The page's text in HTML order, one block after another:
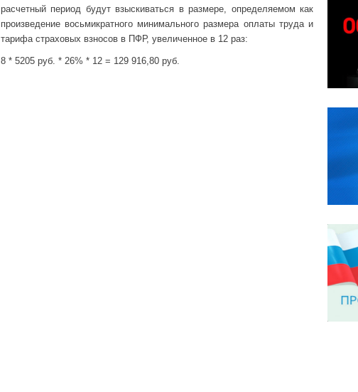
расчетный период будут взыскиваться в размере, определяемом как
произведение восьмикратного минимального размера оплаты труда и
тарифа страховых взносов в ПФР, увеличенное в 12 раз:
8 * 5205 руб. * 26% * 12 = 129 916,80 руб.